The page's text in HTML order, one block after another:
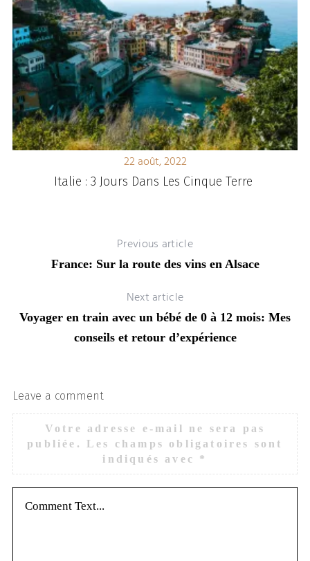
22 août, 2022
Italie : 3 Jours Dans Les Cinque Terre
Previous article
France: Sur la route des vins en Alsace
Next article
Voyager en train avec un bébé de 0 à 12 mois: Mes
conseils et retour d’expérience
Leave a comment
Votre adresse e-mail ne sera pas
publiée.
Les champs obligatoires sont
indiqués avec *